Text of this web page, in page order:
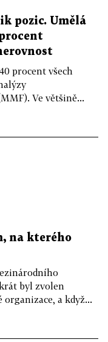
pozic. Umělá
procent všech
Ve většině...
na kterého
byl zvolen
a když...